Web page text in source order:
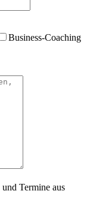
Business-Coaching
Termine aus